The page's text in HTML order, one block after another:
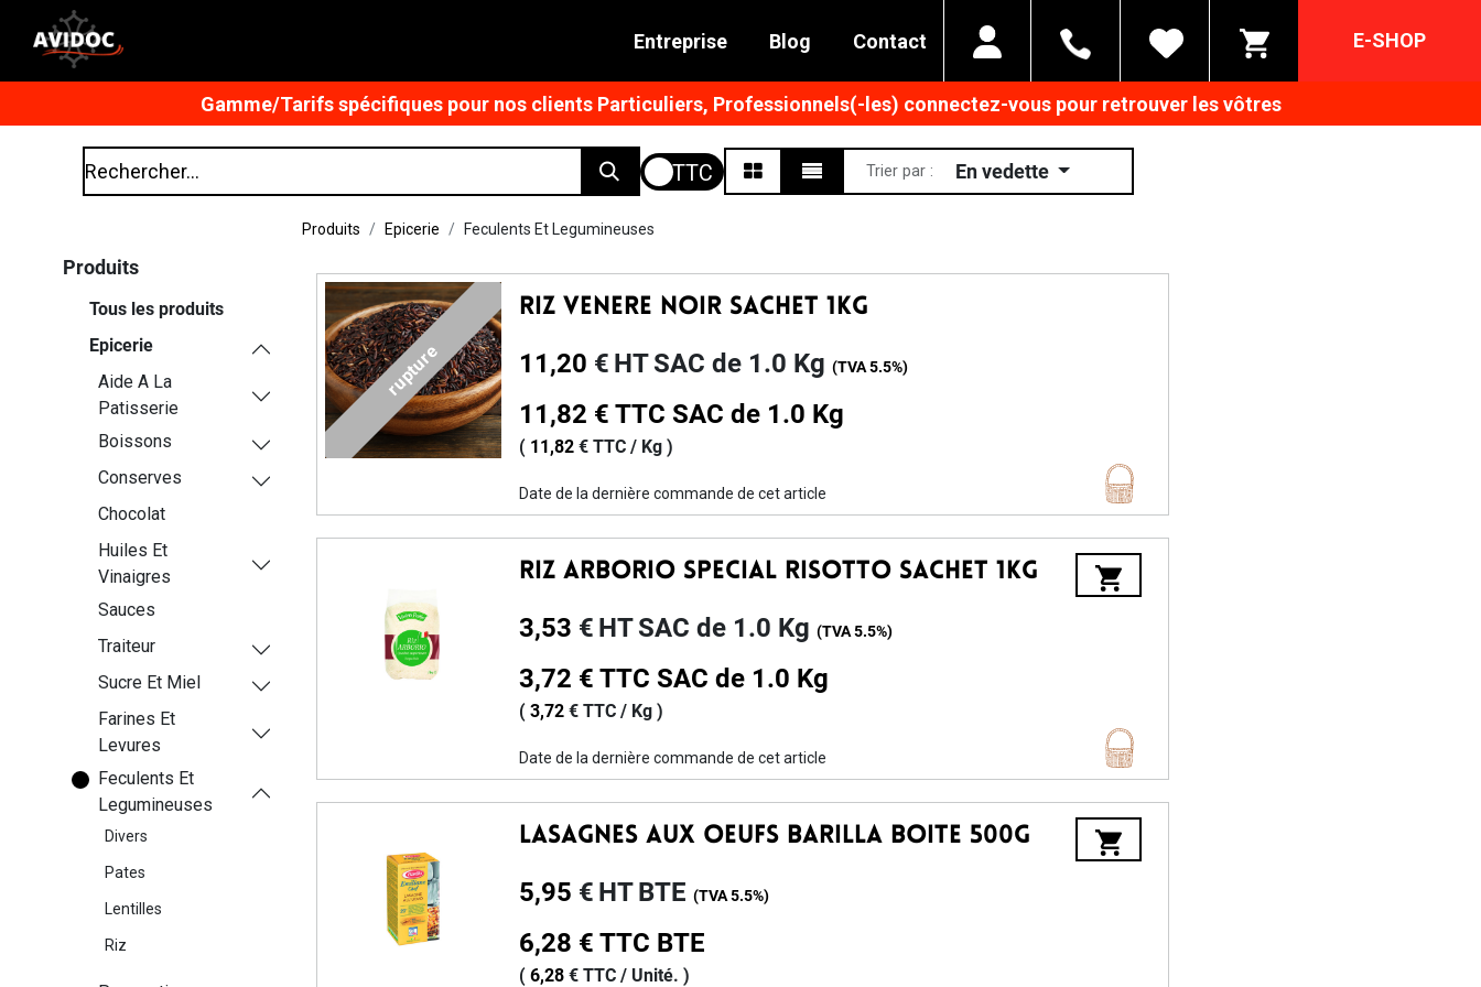
Entreprise Blog Contact E-SHOP
Gamme/Tarifs spécifiques pour nos clients Particuliers, Professionnels(-les) connectez-vous pour retrouver les vôtres
Trier par : En vedette
Produits
Tous les produits
Epicerie
Aide A La
Patisserie
Boissons
Conserves
Chocolat
Huiles Et
Vinaigres
Sauces
Traiteur
Sucre Et Miel
Farines Et
Levures
Feculents Et
Legumineuses
Divers
Pates
Lentilles
Riz
Produits Epicerie Feculents Et Legumineuses
rupture
Riz Venere Noir Sachet 1kg
11,20 € HTSAC de 1.0 Kg(TVA5.5%)
11,82 € TTC SAC de 1.0 Kg
( 11,82 € TTC / Kg )
Date de la dernière commande de cet article
Riz Arborio Special Risotto Sachet 1kg
3,53 € HTSAC de 1.0 Kg(TVA5.5%)
3,72 € TTC SAC de 1.0 Kg
(3,72 € TTC / Kg )
Date de la dernière commande de cet article
Lasagnes Aux Oeufs Barilla Boite 500g
5,95 € HTBTE(TVA5.5%)
6,28 € TTC BTE
(6,28 € TTC / Unité. )